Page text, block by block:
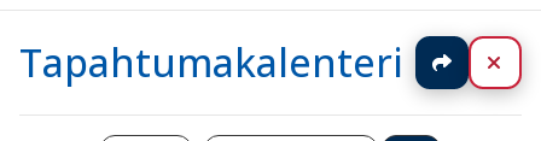
Tapahtumakalenteri Jaa